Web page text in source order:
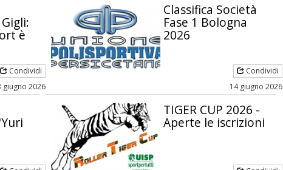
è
Condividi
giugno 2026
Classifica Società
Fase 1 Bologna
2026
Condividi
14 giugno 2026
TIGER CUP 2026 -
Aperte le iscrizioni